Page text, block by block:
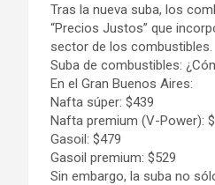
Tras la nueva suba, los
“Precios Justos” que
sector de los combustibles.
Suba de combustibles:
En el Gran Buenos Aires:
Nafta súper: $439
Nafta premium (V-Power):
Gasoil: $479
Gasoil premium: $529
Sin embargo, la suba no